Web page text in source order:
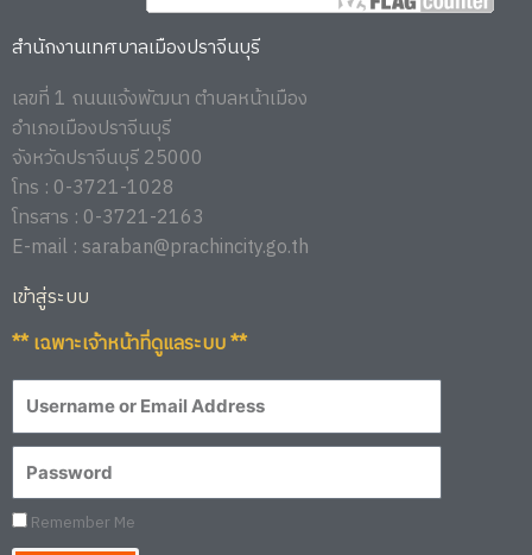
สำนักงานเทศบาลเมืองปราจีนบุรี
เลขที่ 1 ถนนแจ้งพัฒนา ตำบลหน้าเมือง
อำเภอเมืองปราจีนบุรี
จังหวัดปราจีนบุรี 25000
โทร : 0-3721-1028
โทรสาร : 0-3721-2163
E-mail : saraban@prachincity.go.th
เข้าสู่ระบบ
** เฉพาะเจ้าหน้าที่ดูแลระบบ **
Remember Me